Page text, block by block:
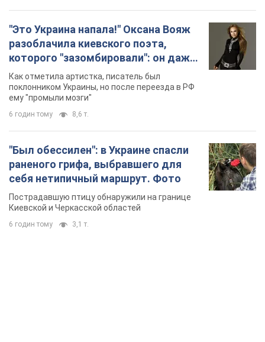
"Это Украина напала!" Оксана Вояж
разоблачила киевского поэта,
которого "зазомбировали": он даже
русского не знал, а теперь хочет
геноцида украинцев
Как отметила артистка, писатель был
поклонником Украины, но после переезда в РФ
ему "промыли мозги"
6 годин тому 8,6 т.
"Был обессилен": в Украине спасли
раненого грифа, выбравшего для
себя нетипичный маршрут. Фото
Пострадавшую птицу обнаружили на границе
Киевской и Черкасской областей
6 годин тому 3,1 т.